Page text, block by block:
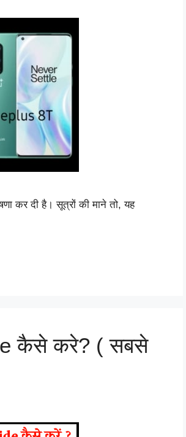
कर दी है। सूत्रों की माने तो, यह
कैसे करे? ( सबसे